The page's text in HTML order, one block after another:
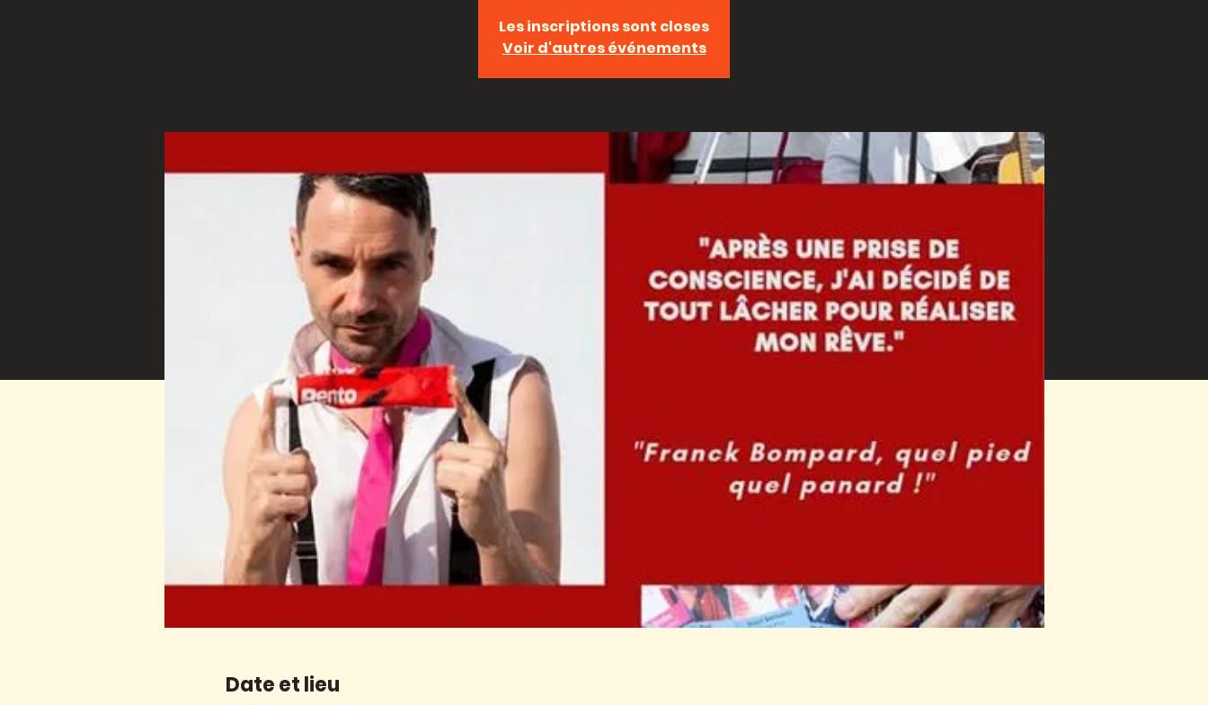
Les inscriptions sont closes
Voir d'autres événements
Date et lieu